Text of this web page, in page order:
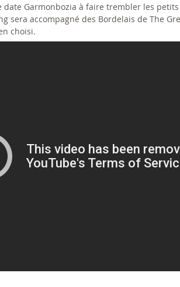
date Garmonbozia à faire trembler les
sera accompagné des Bordelais de The
choisi.